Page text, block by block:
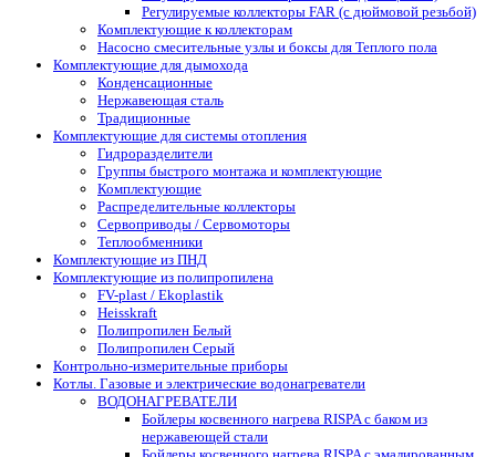
Регулируемые коллекторы FAR (с дюймовой резьбой)
Комплектующие к коллекторам
Насосно смесительные узлы и боксы для Теплого пола
Комплектующие для дымохода
Конденсационные
Нержавеющая сталь
Традиционные
Комплектующие для системы отопления
Гидроразделители
Группы быстрого монтажа и комплектующие
Комплектующие
Распределительные коллекторы
Сервоприводы / Сервомоторы
Теплообменники
Комплектующие из ПНД
Комплектующие из полипропилена
FV-plast / Ekoplastik
Heisskraft
Полипропилен Белый
Полипропилен Серый
Контрольно-измерительные приборы
Котлы. Газовые и электрические водонагреватели
ВОДОНАГРЕВАТЕЛИ
Бойлеры косвенного нагрева RISPA с баком из
нержавеющей стали